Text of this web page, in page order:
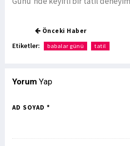
Önceki Haber
Etiketler: babalar günü tatil
Yorum Yap
AD SOYAD *